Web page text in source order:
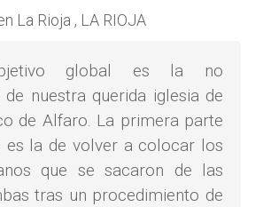
La Rioja , LA RIOJA
global es la no
de nuestra querida iglesia de
de Alfaro. La primera parte
es la de volver a colocar los
que se sacaron de las
tras un procedimiento de